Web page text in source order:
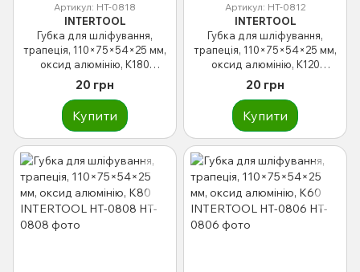
Артикул: HT-0818
INTERTOOL
Губка для шліфування,
трапеція, 110×75×54×25 мм,
оксид алюмінію, К180
INTERTOOL HT-0818
20 грн
Купити
Артикул: HT-0812
INTERTOOL
Губка для шліфування,
трапеція, 110×75×54×25 мм,
оксид алюмінію, К120
INTERTOOL HT-0812
20 грн
Купити